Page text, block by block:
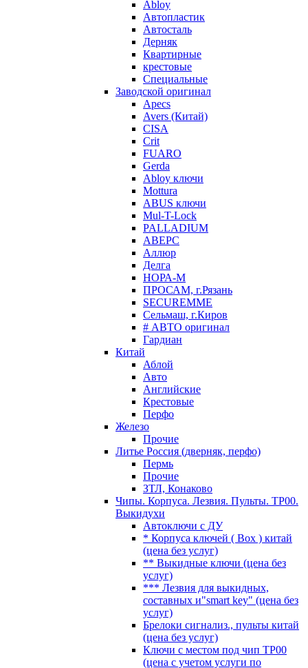
Abloy
Автопластик
Автосталь
Дерняк
Квартирные
крестовые
Специальные
Заводской оригинал
Apecs
Avers (Китай)
CISA
Crit
FUARO
Gerda
Abloy ключи
Mottura
ABUS ключи
Mul-T-Lock
PALLADIUM
АВЕРС
Аллюр
Делга
НОРА-М
ПРОСАМ, г.Рязань
SECUREMME
Сельмаш, г.Киров
# АВТО оригинал
Гардиан
Китай
Аблой
Авто
Английские
Крестовые
Перфо
Железо
Прочие
Литье Россия (дверняк, перфо)
Пермь
Прочие
ЗТЛ, Конаково
Чипы. Корпуса. Лезвия. Пульты. TP00.
Выкидухи
Автоключи с ДУ
* Корпуса ключей ( Box ) китай
(цена без услуг)
** Выкидные ключи (цена без
услуг)
*** Лезвия для выкидных,
составных и"smart key" (цена без
услуг)
Брелоки сигнализ., пульты китай
(цена без услуг)
Ключи с местом под чип TP00
(цена с учетом услуги по